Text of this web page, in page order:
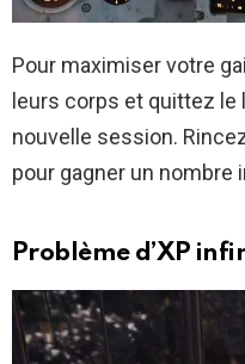
Pour maximiser votre
leurs corps et quittez le
nouvelle session.
pour gagner un nombre
Problème d’XP